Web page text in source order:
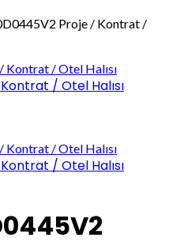
Proje / Kontrat /
/ Otel Halısı
/ Otel Halısı